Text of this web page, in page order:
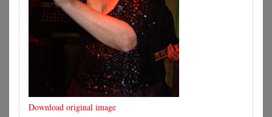
Download original image